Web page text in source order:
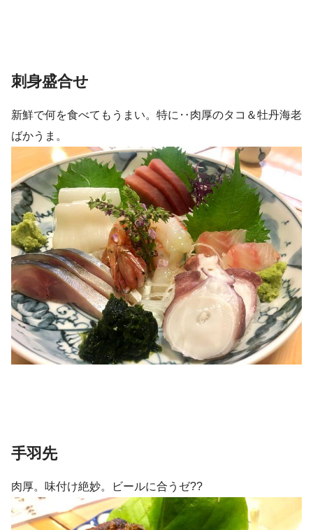
刺身盛合せ
新鮮で何を食べてもうまい。特に‥肉厚のタコ＆牡丹海老
ばかうま。
手羽先
肉厚。味付け絶妙。ビールに合うゼ??